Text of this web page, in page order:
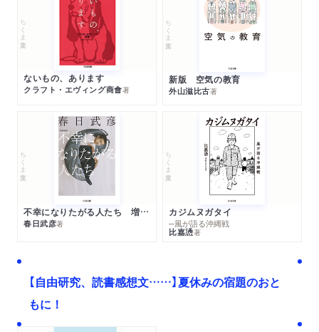
ちくま文庫
ないもの、あります
クラフト・エヴィング商會著
ちくま文庫
新版 空気の教育
外山滋比古著
ちくま文庫
不幸になりたがる人たち 増補新版
春日武彦著
ちくま文庫
カジムヌガタイ
─風が語る沖縄戦
比嘉慂著
【自由研究、読書感想文……】夏休みの宿題のおと
もに！